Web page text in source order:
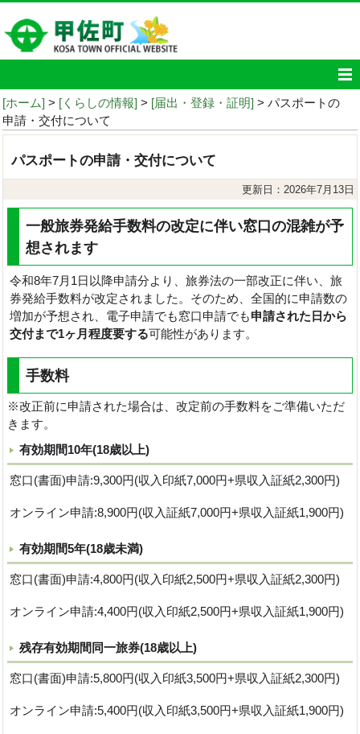
[ホーム] > [くらしの情報] > [届出・登録・証明] > パスポートの
申請・交付について
パスポートの申請・交付について
更新日：2026年7月13日
一般旅券発給手数料の改定に伴い窓口の混雑が予
想されます
令和8年7月1日以降申請分より、旅券法の一部改正に伴い、旅
券発給手数料が改定されました。そのため、全国的に申請数の
増加が予想され、電子申請でも窓口申請でも申請された日から
交付まで1ヶ月程度要する可能性があります。
手数料
※改正前に申請された場合は、改定前の手数料をご準備いただ
きます。
有効期間10年(18歳以上)
窓口(書面)申請:9,300円(収入印紙7,000円+県収入証紙2,300円)
オンライン申請:8,900円(収入証紙7,000円+県収入証紙1,900円)
有効期間5年(18歳未満)
窓口(書面)申請:4,800円(収入印紙2,500円+県収入証紙2,300円)
オンライン申請:4,400円(収入印紙2,500円+県収入証紙1,900円)
残存有効期間同一旅券(18歳以上)
窓口(書面)申請:5,800円(収入印紙3,500円+県収入証紙2,300円)
オンライン申請:5,400円(収入印紙3,500円+県収入証紙1,900円)